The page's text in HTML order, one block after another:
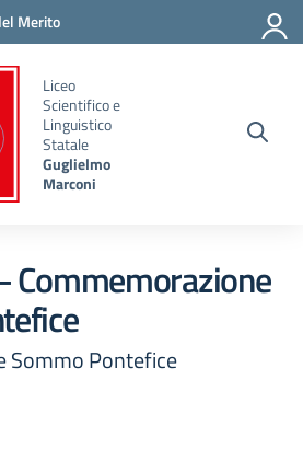
Merito
Liceo
Scientifico e
Linguistico
Statale
Guglielmo
Marconi
Commemorazione
Sommo Pontefice